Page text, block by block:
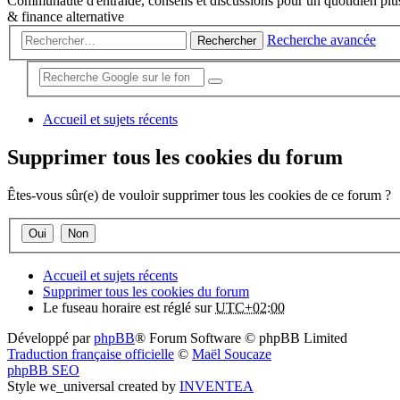
& finance alternative
Rechercher Recherche avancée
Accueil et sujets récents
Supprimer tous les cookies du forum
Êtes-vous sûr(e) de vouloir supprimer tous les cookies de ce forum ?
Accueil et sujets récents
Supprimer tous les cookies du forum
Le fuseau horaire est réglé surUTC+02:00
Développé parphpBB® Forum Software © phpBB Limited
Traduction française officielle © Maël Soucaze
phpBB SEO
Style we_universal created by INVENTEA